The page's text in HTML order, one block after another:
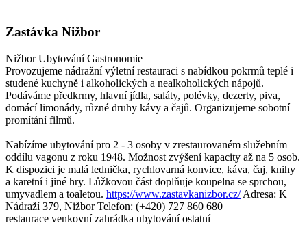
Zastávka Nižbor
Nižbor Ubytování Gastronomie
Provozujeme nádražní výletní restauraci s nabídkou pokrmů teplé i
studené kuchyně i alkoholických a nealkoholických nápojů.
Podáváme předkrmy, hlavní jídla, saláty, polévky, dezerty, piva,
domácí limonády, různé druhy kávy a čajů. Organizujeme sobotní
promítání filmů.
Nabízíme ubytování pro 2 - 3 osoby v zrestaurovaném služebním
oddílu vagonu z roku 1948. Možnost zvýšení kapacity až na 5 osob.
K dispozici je malá lednička, rychlovarná konvice, káva, čaj, knihy
a karetní i jiné hry. Lůžkovou část doplňuje koupelna se sprchou,
umyvadlem a toaletou. https://www.zastavkanizbor.cz/ Adresa: K
Nádraží 379, Nižbor Telefon: (+420) 727 860 680
restaurace venkovní zahrádka ubytování ostatní